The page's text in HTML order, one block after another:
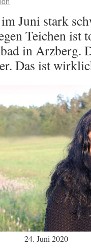
Juni stark
Teichen
in Arzberg.
Das ist
24. Juni 2020